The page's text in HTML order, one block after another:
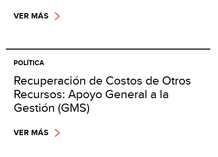
VER MÁS
POLÍTICA
Recuperación de Costos de Otros
Recursos: Apoyo General a la
Gestión (GMS)
VER MÁS